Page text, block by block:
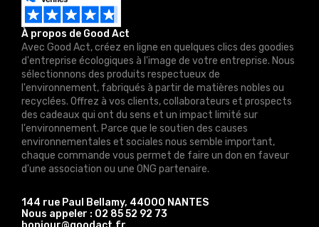
À propos de Good Act
Avec Good Act, créez en ligne en quelques clics des goodies
d'entreprise écologiques à l'image de votre entreprise. Nous
sélectionnons des produits respectueux de
l'environnement, fabriqués à partir de matières nobles ou
recyclées. Offrez à vos clients, collaborateurs et prospects
des cadeaux qui ont du sens et un impact limité sur
l'environnement. Parce que le soutien des causes
environnementales et sociales nous semble important,
chaque commande vous permet de faire un don en faveur
d'une association ou une ONG partenaire.
144 rue Paul Bellamy, 44000 NANTES
Nous appeler : 02 85 52 92 73